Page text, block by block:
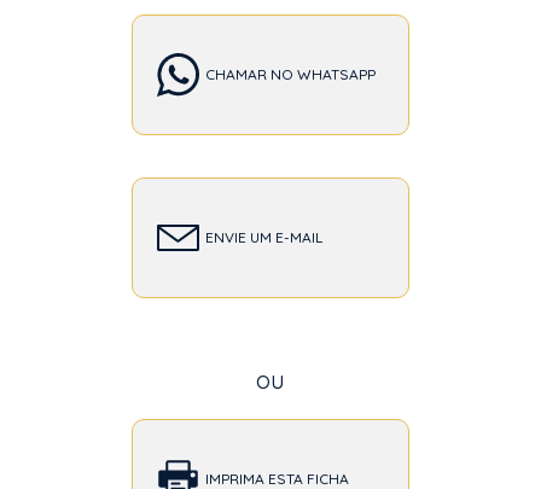
CHAMAR NO WHATSAPP
ENVIE UM E-MAIL
ou
IMPRIMA ESTA FICHA